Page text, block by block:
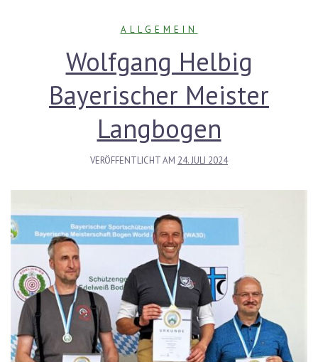
ALLGEMEIN
Wolfgang Helbig
Bayerischer Meister
Langbogen
VERÖFFENTLICHT AM 24. JULI 2024